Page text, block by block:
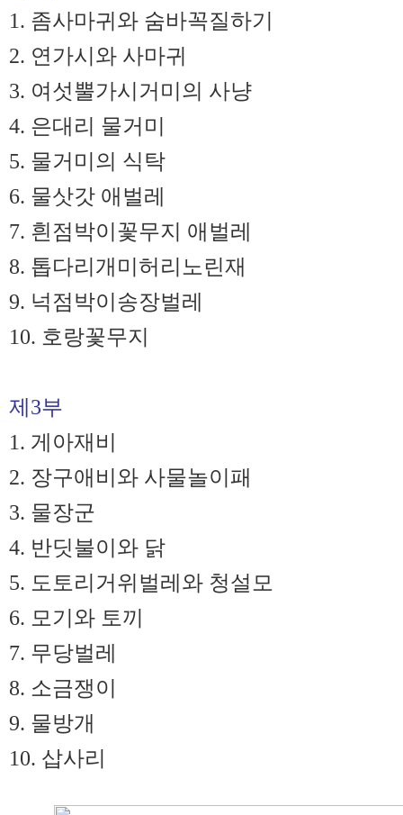
1. 좀사마귀와 숨바꼭질하기
2. 연가시와 사마귀
3. 여섯뿔가시거미의 사냥
4. 은대리 물거미
5. 물거미의 식탁
6. 물삿갓 애벌레
7. 흰점박이꽃무지 애벌레
8. 톱다리개미허리노린재
9. 넉점박이송장벌레
10. 호랑꽃무지
제3부
1. 게아재비
2. 장구애비와 사물놀이패
3. 물장군
4. 반딧불이와 닭
5. 도토리거위벌레와 청설모
6. 모기와 토끼
7. 무당벌레
8. 소금쟁이
9. 물방개
10. 삽사리